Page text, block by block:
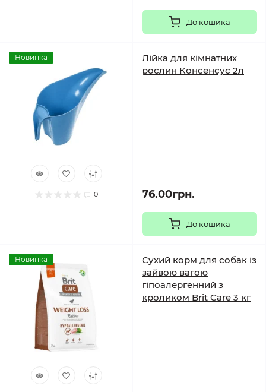
До кошика
Новинка
0
Лійка для кімнатних
рослин Консенсус 2л
76.00грн.
До кошика
Новинка
Сухий корм для собак із
зайвою вагою
гіпоалергенний з
кроликом Brit Care 3 кг